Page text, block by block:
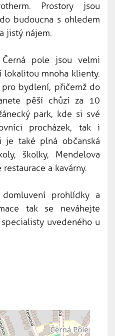
Prostory jsou
budoucna s ohledem
jistý nájem.
pole jsou velmi
mnoha klienty.
bydlení, přičemž do
pěší chůzí za 10
park, kde si své
procházek, tak i
také plná občanská
školky, Mendelova
a kavárny.
prohlídky a
tak se neváhejte
uvedeného u